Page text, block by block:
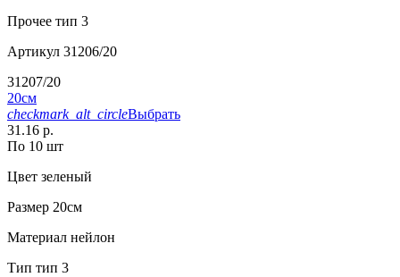
Прочее тип 3
Артикул 31206/20
31207/20
20см
checkmark_alt_circleВыбрать
31.16 р.
По 10 шт
Цвет зеленый
Размер 20см
Материал нейлон
Тип тип 3